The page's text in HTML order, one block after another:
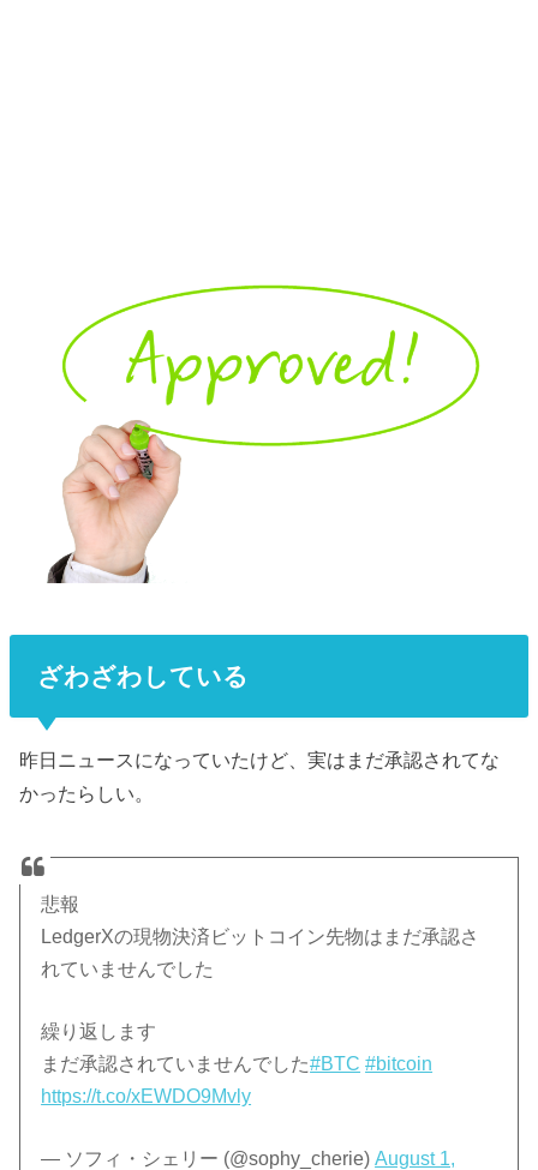
ざわざわしている
昨日ニュースになっていたけど、実はまだ承認されてな
かったらしい。
悲報
LedgerXの現物決済ビットコイン先物はまだ承認さ
れていませんでした
繰り返します
まだ承認されていませんでした#BTC #bitcoin
https://t.co/xEWDO9Mvly
— ソフィ・シェリー (@sophy_cherie)August 1,